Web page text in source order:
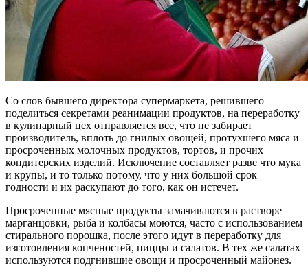
Со слов бывшего директора супермаркета, решившего
поделиться секретами реанимации продуктов, на переработку
в кулинарный цех отправляется все, что не забирает
производитель, вплоть до гнилых овощей, протухшего мяса и
просроченных молочных продуктов, тортов, и прочих
кондитерских изделий. Исключение составляет разве что мука
и крупы, и то только потому, что у них большой срок
годности и их раскупают до того, как он истечет.
Просроченные мясные продукты замачиваются в растворе
марганцовки, рыба и колбасы моются, часто с использованием
стирального порошка, после этого идут в переработку для
изготовления копченостей, пиццы и салатов. В тех же салатах
используются подгнившие овощи и просроченный майонез.